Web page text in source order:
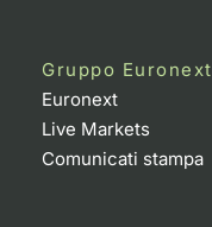
Gruppo Euronext
Euronext
Live Markets
Comunicati stampa